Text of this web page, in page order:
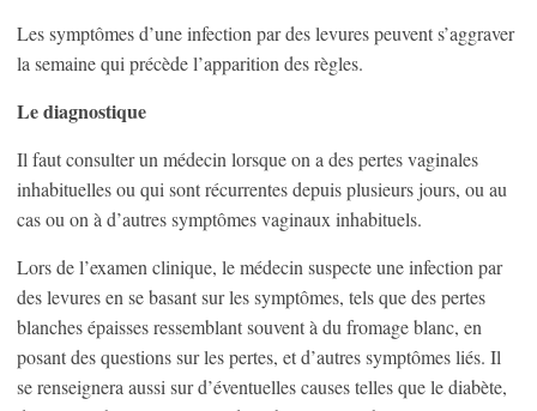
Les symptômes d’une infection par des levures peuvent s’aggraver
la semaine qui précède l’apparition des règles.
Le diagnostique
Il faut consulter un médecin lorsque on a des pertes vaginales
inhabituelles ou qui sont récurrentes depuis plusieurs jours, ou au
cas ou on à d’autres symptômes vaginaux inhabituels.
Lors de l’examen clinique, le médecin suspecte une infection par
des levures en se basant sur les symptômes, tels que des pertes
blanches épaisses ressemblant souvent à du fromage blanc, en
posant des questions sur les pertes, et d’autres symptômes liés. Il
se renseignera aussi sur d’éventuelles causes telles que le diabète,